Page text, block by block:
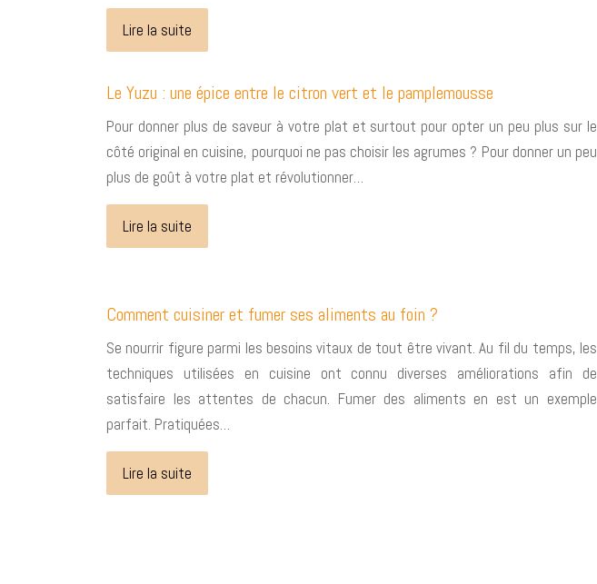
Lire la suite
Le Yuzu : une épice entre le citron vert et le pamplemousse
Pour donner plus de saveur à votre plat et surtout pour opter un peu plus sur le
côté original en cuisine, pourquoi ne pas choisir les agrumes ? Pour donner un peu
plus de goût à votre plat et révolutionner…
Lire la suite
Comment cuisiner et fumer ses aliments au foin ?
Se nourrir figure parmi les besoins vitaux de tout être vivant. Au fil du temps, les
techniques utilisées en cuisine ont connu diverses améliorations afin de
satisfaire les attentes de chacun. Fumer des aliments en est un exemple
parfait. Pratiquées…
Lire la suite